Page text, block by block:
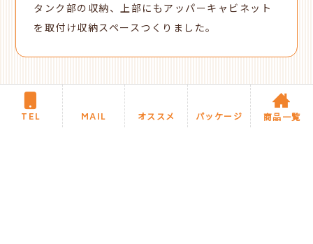
タンク部の収納、上部にもアッパーキャビネット
を取付け収納スペースつくりました。
新着施工事例に戻る
TEL MAIL オススメ パッケージ 商品一覧